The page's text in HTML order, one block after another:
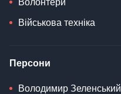
Військова техніка
Персони
Володимир Зеленський